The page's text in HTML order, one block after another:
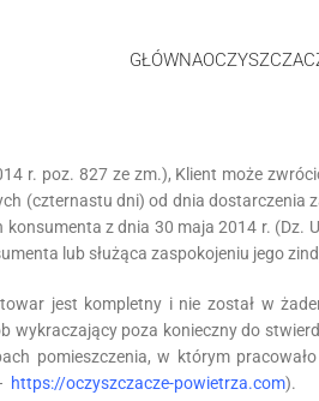
GŁÓWNA
r. poz. 827 ze zm.), Klient może
(czternastu dni) od dnia
z dnia 30 maja 2014 r. (Dz.
lub służąca zaspokojeniu jego
jest kompletny i nie został w
poza konieczny do
pomieszczenia, w którym
https://oczyszczacze-powietrza.com).